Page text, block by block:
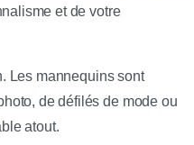
et de votre
Les mannequins sont
de défilés de mode ou
atout.